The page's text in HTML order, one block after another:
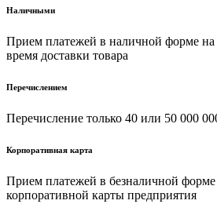
Наличными
Прием платежей в наличной форме
время доставки товара
Перечислением
Перечисление только 40 или 50 000
Корпоративная карта
Прием платежей в безналичной
корпоративной карты предприятия